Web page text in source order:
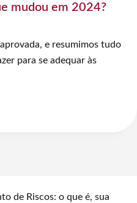
mudou em 2024?
e resumimos tudo
para se adequar às